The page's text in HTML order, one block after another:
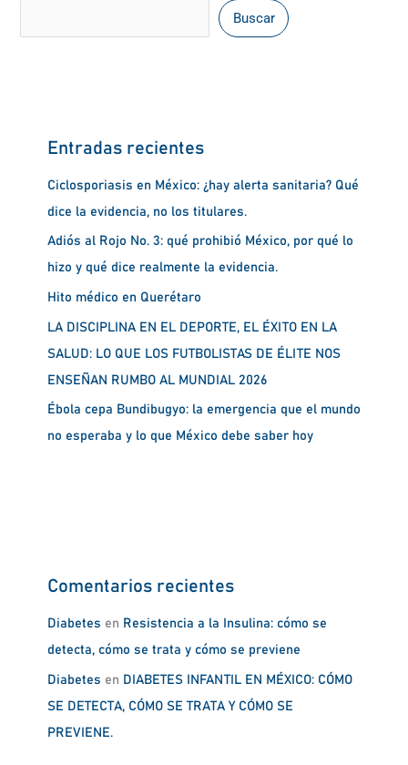
Buscar
Entradas recientes
Ciclosporiasis en México: ¿hay alerta sanitaria? Qué
dice la evidencia, no los titulares.
Adiós al Rojo No. 3: qué prohibió México, por qué lo
hizo y qué dice realmente la evidencia.
Hito médico en Querétaro
LA DISCIPLINA EN EL DEPORTE, EL ÉXITO EN LA
SALUD: LO QUE LOS FUTBOLISTAS DE ÉLITE NOS
ENSEÑAN RUMBO AL MUNDIAL 2026
Ébola cepa Bundibugyo: la emergencia que el mundo
no esperaba y lo que México debe saber hoy
Comentarios recientes
Diabetes en Resistencia a la Insulina: cómo se
detecta, cómo se trata y cómo se previene
Diabetes en DIABETES INFANTIL EN MÉXICO: CÓMO
SE DETECTA, CÓMO SE TRATA Y CÓMO SE
PREVIENE.